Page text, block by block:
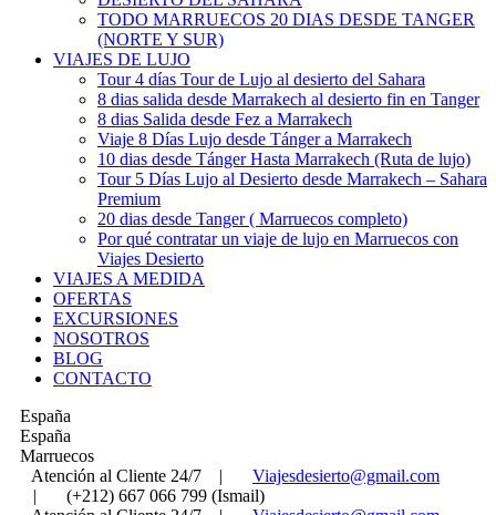
TODO MARRUECOS 20 DIAS DESDE TANGER
(NORTE Y SUR)
VIAJES DE LUJO
Tour 4 días Tour de Lujo al desierto del Sahara
8 dias salida desde Marrakech al desierto fin en Tanger
8 dias Salida desde Fez a Marrakech
Viaje 8 Días Lujo desde Tánger a Marrakech
10 dias desde Tánger Hasta Marrakech (Ruta de lujo)
Tour 5 Días Lujo al Desierto desde Marrakech – Sahara
Premium
20 dias desde Tanger ( Marruecos completo)
Por qué contratar un viaje de lujo en Marruecos con
Viajes Desierto
VIAJES A MEDIDA
OFERTAS
EXCURSIONES
NOSOTROS
BLOG
CONTACTO
España
España
Marruecos
Atención al Cliente 24/7
|
Viajesdesierto@gmail.com
|
(+212) 667 066 799 (Ismail)